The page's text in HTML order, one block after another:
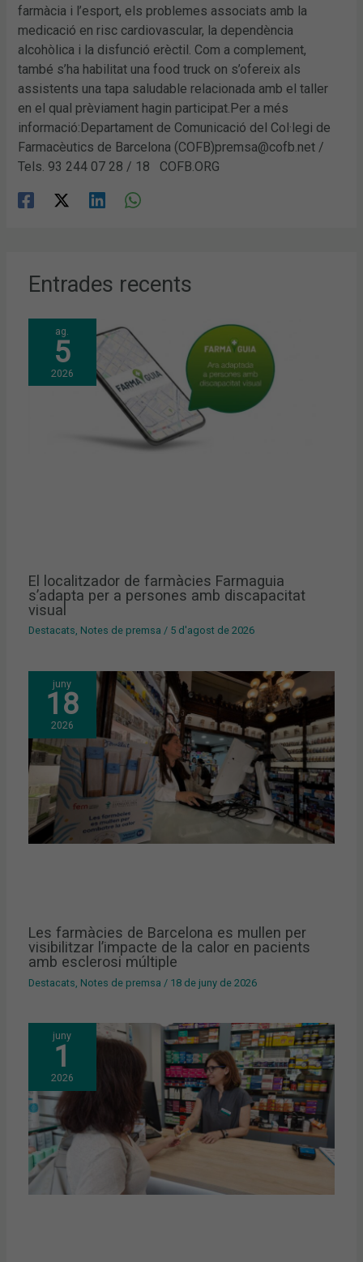
farmàcia i l’esport, els problemes associats amb la
medicació en risc cardiovascular, la dependència
alcohòlica i la disfunció erèctil. Com a complement,
també s’ha habilitat una food truck on s’ofereix als
assistents una tapa saludable relacionada amb el taller
en el qual prèviament hagin participat.Per a més
informació:Departament de Comunicació del Col·legi de
Farmacèutics de Barcelona (COFB)premsa@cofb.net /
Tels. 93 244 07 28 / 18 COFB.ORG
Entrades recents
ag.
5
2026
El localitzador de farmàcies Farmaguia
s’adapta per a persones amb discapacitat
visual
Destacats, Notes de premsa / 5 d'agost de 2026
juny
18
2026
Les farmàcies de Barcelona es mullen per
visibilitzar l’impacte de la calor en pacients
amb esclerosi múltiple
Destacats Notes de premsa / 18 de juny de 2026
juny
1
2026